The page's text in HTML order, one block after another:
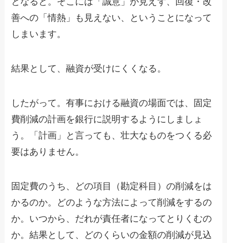
善への「情熱」も見えない、ということになって
しまいます。
結果として、融資が受けにくくなる。
したがって。有事における融資の場面では、固定
費削減の計画を銀行に説明するようにしましょ
う。「計画」と言っても、壮大なものをつくる必
要はありません。
固定費のうち、どの項目（勘定科目）の削減をは
かるのか。どのような方法によって削減をするの
か。いつから、だれが責任者になってとりくむの
か。結果として、どのくらいの金額の削減が見込